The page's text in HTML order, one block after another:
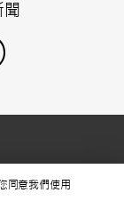
同意我們使用